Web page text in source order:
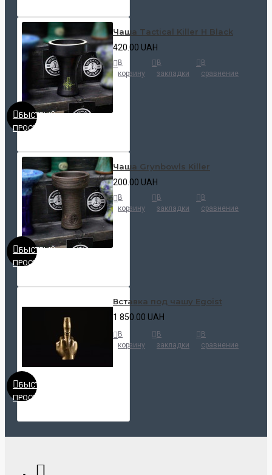
БЫСТРЫЙ
ПРОСМОТР
Чаша Tactical Killer H Black
420.00 UAH
В
корзину
В
закладки
В
сравнение
БЫСТРЫЙ
ПРОСМОТР
Чаша Grynbowls Killer
200.00 UAH
В
корзину
В
закладки
В
сравнение
БЫСТРЫЙ
ПРОСМОТР
Вставка под чашу Egoist
1 850.00 UAH
В
корзину
В
закладки
В
сравнение